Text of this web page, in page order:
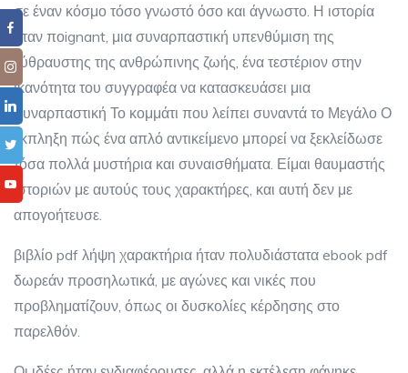
σε έναν κόσμο τόσο γνωστό όσο και άγνωστο. Η ιστορία
ήταν ποignant, μια συναρπαστική υπενθύμιση της
εύθραυστης της ανθρώπινης ζωής, ένα τεστέριον στην
ικανότητα του συγγραφέα να κατασκευάσει μια
συναρπαστική Το κομμάτι που λείπει συναντά το Μεγάλο Ο
έκπληξη πώς ένα απλό αντικείμενο μπορεί να ξεκλείδωσε
τόσα πολλά μυστήρια και συναισθήματα. Είμαι θαυμαστής
ιστοριών με αυτούς τους χαρακτήρες, και αυτή δεν με
απογοήτευσε.
βιβλίο pdf λήψη χαρακτήρια ήταν πολυδιάστατα ebook pdf
δωρεάν προσηλωτικά, με αγώνες και νικές που
προβληματίζουν, όπως οι δυσκολίες κέρδησης στο
παρελθόν.